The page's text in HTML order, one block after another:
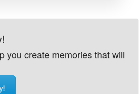
you create memories that will